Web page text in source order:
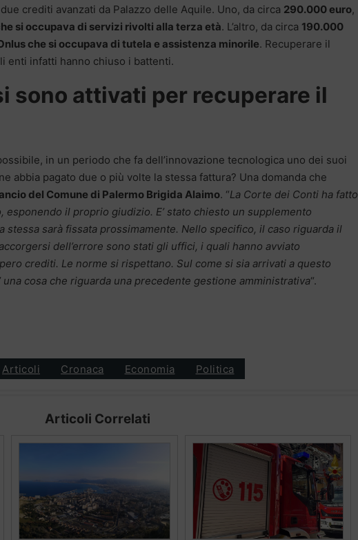
crediti avanzati da Palazzo delle Aquile. Uno, da circa 290.000 euro,
si occupava di servizi rivolti alla terza età. L’altro, da circa 190.000
che si occupava di tutela e assistenza minorile. Recuperare il
enti infatti hanno chiuso i battenti.
sono attivati per recuperare il
in un periodo che fa dell’innovazione tecnologica uno dei suoi
abbia pagato due o più volte la stessa fattura? Una domanda che
del Comune di Palermo Brigida Alaimo. “La Corte dei Conti ha fatto
esponendo il proprio giudizio. E’ stato chiesto un supplemento
stessa sarà fissata prossimamente. Nello specifico, il caso riguarda il
dell’errore sono stati gli uffici, i quali hanno avviato
crediti. Le norme si rispettano. Sul come si sia arrivati a questo
una cosa che riguarda una precedente gestione amministrativa“.
Articoli Cronaca Economia Politica
Articoli Correlati